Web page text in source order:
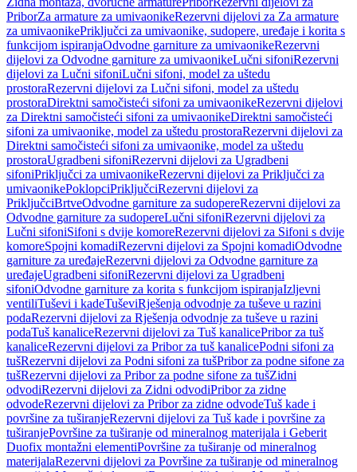
PriborZa armature za umivaonikeRezervni dijelovi za Za armature
za umivaonikePriključci za umivaonike, sudopere, uređaje i korita s
funkcijom ispiranjaOdvodne garniture za umivaonikeRezervni
dijelovi za Odvodne garniture za umivaonikeLučni sifoniRezervni
dijelovi za Lučni sifoniLučni sifoni, model za uštedu
prostoraRezervni dijelovi za Lučni sifoni, model za uštedu
prostoraDirektni samočisteći sifoni za umivaonikeRezervni dijelovi
za Direktni samočisteći sifoni za umivaonikeDirektni samočisteći
sifoni za umivaonike, model za uštedu prostoraRezervni dijelovi za
Direktni samočisteći sifoni za umivaonike, model za uštedu
prostoraUgradbeni sifoniRezervni dijelovi za Ugradbeni
sifoniPriključci za umivaonikeRezervni dijelovi za Priključci za
umivaonikePoklopciPriključciRezervni dijelovi za
PriključciBrtveOdvodne garniture za sudopereRezervni dijelovi za
Odvodne garniture za sudopereLučni sifoniRezervni dijelovi za
Lučni sifoniSifoni s dvije komoreRezervni dijelovi za Sifoni s dvije
komoreSpojni komadiRezervni dijelovi za Spojni komadiOdvodne
garniture za uređajeRezervni dijelovi za Odvodne garniture za
uređajeUgradbeni sifoniRezervni dijelovi za Ugradbeni
sifoniOdvodne garniture za korita s funkcijom ispiranjaIzljevni
ventiliTuševi i kadeTuševiRješenja odvodnje za tuševe u razini
podaRezervni dijelovi za Rješenja odvodnje za tuševe u razini
podaTuš kanaliceRezervni dijelovi za Tuš kanalicePribor za tuš
kanaliceRezervni dijelovi za Pribor za tuš kanalicePodni sifoni za
tušRezervni dijelovi za Podni sifoni za tušPribor za podne sifone za
tušRezervni dijelovi za Pribor za podne sifone za tušZidni
odvodiRezervni dijelovi za Zidni odvodiPribor za zidne
odvodeRezervni dijelovi za Pribor za zidne odvodeTuš kade i
površine za tuširanjeRezervni dijelovi za Tuš kade i površine za
tuširanjePovršine za tuširanje od mineralnog materijala i Geberit
Duofix montažni elementiPovršine za tuširanje od mineralnog
materijalaRezervni dijelovi za Površine za tuširanje od mineralnog